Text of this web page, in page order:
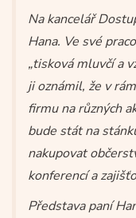
Na kancelář
Hana. Ve své
„tisková mluvčí a
ji oznámil, že v
firmu na různých
bude stát na
nakupovat
konferencí a
Představa paní